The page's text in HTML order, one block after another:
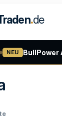
.de
NEU BullPower